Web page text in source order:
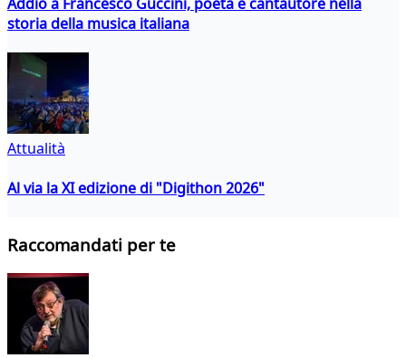
storia della musica italiana
Attualità
Al via la XI edizione di "Digithon 2026"
Raccomandati per te